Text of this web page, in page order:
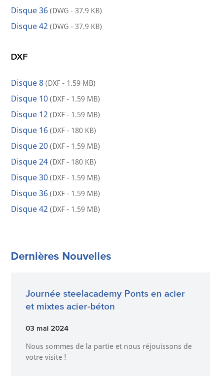
Disque 36 (DWG - 37.9 KB)
Disque 42 (DWG - 37.9 KB)
DXF
Disque 8 (DXF - 1.59 MB)
Disque 10 (DXF - 1.59 MB)
Disque 12 (DXF - 1.59 MB)
Disque 16 (DXF - 180 KB)
Disque 20 (DXF - 1.59 MB)
Disque 24 (DXF - 180 KB)
Disque 30 (DXF - 1.59 MB)
Disque 36 (DXF - 1.59 MB)
Disque 42 (DXF - 1.59 MB)
Dernières Nouvelles
Journée steelacademy Ponts en acier
et mixtes acier-béton
03 mai 2024
Nous sommes de la partie et nous réjouissons de
votre visite !